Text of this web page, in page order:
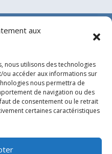
aux
nous utilisons des technologies
accéder aux informations sur
nous permettra de
de navigation ou des
de consentement ou le retrait
certaines caractéristiques
et fourniture
et d’équipements
offshore et le